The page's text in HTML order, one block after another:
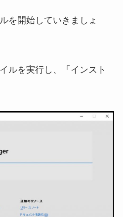
を開始していきましょ
ルを実行し、「インスト